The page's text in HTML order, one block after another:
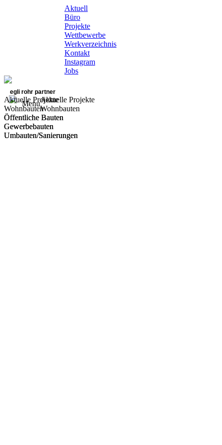
Aktuell
Büro
Projekte
Wettbewerbe
Werkverzeichnis
Kontakt
Instagram
Jobs
egli rohr partner
Menu
Aktuelle Projekte
Wohnbauten
Öffentliche Bauten
Gewerbebauten
Umbauten/Sanierungen
Aktuelle Projekte
Wohnbauten
Öffentliche Bauten
Gewerbebauten
Umbauten/Sanierungen